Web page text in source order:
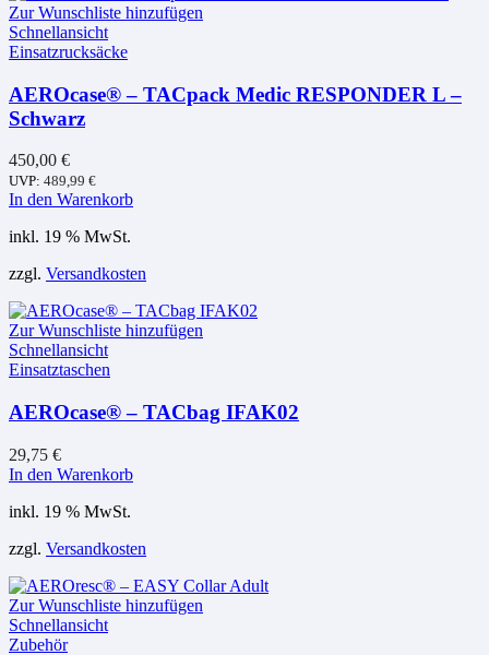
Zur Wunschliste hinzufügen
Schnellansicht
Einsatzrucksäcke
AEROcase® – TACpack Medic RESPONDER L –
Schwarz
450,00 €
UVP: 489,99 €
In den Warenkorb
inkl. 19 % MwSt.
zzgl. Versandkosten
Zur Wunschliste hinzufügen
Schnellansicht
Einsatztaschen
AEROcase® – TACbag IFAK02
29,75 €
In den Warenkorb
inkl. 19 % MwSt.
zzgl. Versandkosten
Zur Wunschliste hinzufügen
Schnellansicht
Zubehör